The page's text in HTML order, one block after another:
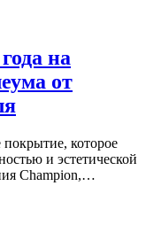
на
от
которое
и эстетической
Champion,…